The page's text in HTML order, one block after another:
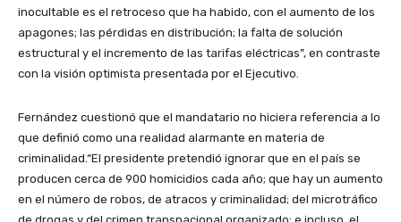
inocultable es el retroceso que ha habido, con el aumento de los
apagones; las pérdidas en distribución; la falta de solución
estructural y el incremento de las tarifas eléctricas”, en contraste
con la visión optimista presentada por el Ejecutivo.
Fernández cuestionó que el mandatario no hiciera referencia a lo
que definió como una realidad alarmante en materia de
criminalidad.“El presidente pretendió ignorar que en el país se
producen cerca de 900 homicidios cada año; que hay un aumento
en el número de robos, de atracos y criminalidad; del microtráfico